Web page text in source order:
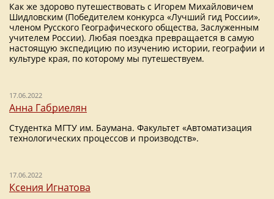
Как же здорово путешествовать с Игорем Михайловичем
Шидловским (Победителем конкурса «Лучший гид России»,
членом Русского Географического общества, Заслуженным
учителем России). Любая поездка превращается в самую
настоящую экспедицию по изучению истории, географии и
культуре края, по которому мы путешествуем.
17.06.2022
Анна Габриелян
Студентка МГТУ им. Баумана. Факультет «Автоматизация
технологических процессов и производств».
17.06.2022
Ксения Игнатова